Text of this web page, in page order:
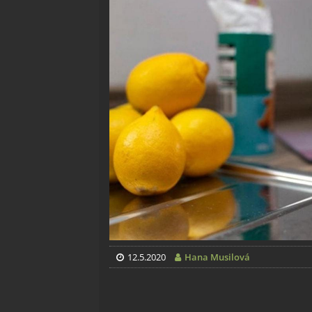
12.5.2020 Hana Musilová